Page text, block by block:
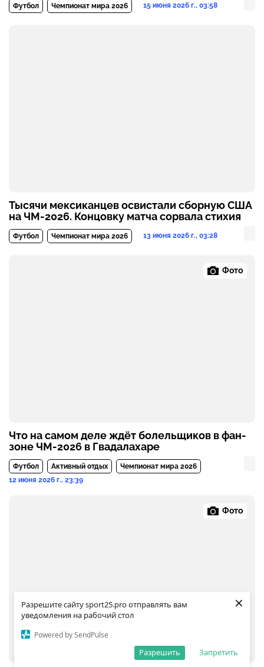
Разрешите сайту sport25.pro отправлять вам
уведомления на рабочий стол
Powered by SendPulse
Запретить
Разрешить
×
Футбол Чемпионат мира 2026 15 июня 2026 г., 03:58
Тысячи мексиканцев освистали сборную США
на ЧМ-2026. Концовку матча сорвала стихия
Футбол Чемпионат мира 2026 13 июня 2026 г., 03:28
Фото
Что на самом деле ждёт болельщиков в фан-
зоне ЧМ-2026 в Гвадалахаре
Футбол Активный отдых
Чемпионат мира 2026
12 июня 2026 г., 23:39
Фото